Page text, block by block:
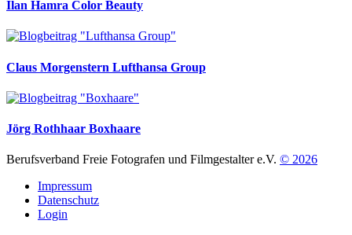
Ilan Hamra Color Beauty
Claus Morgenstern Lufthansa Group
Jörg Rothhaar Boxhaare
Berufsverband Freie Fotografen und Filmgestalter e.V. © 2026
Impressum
Datenschutz
Login